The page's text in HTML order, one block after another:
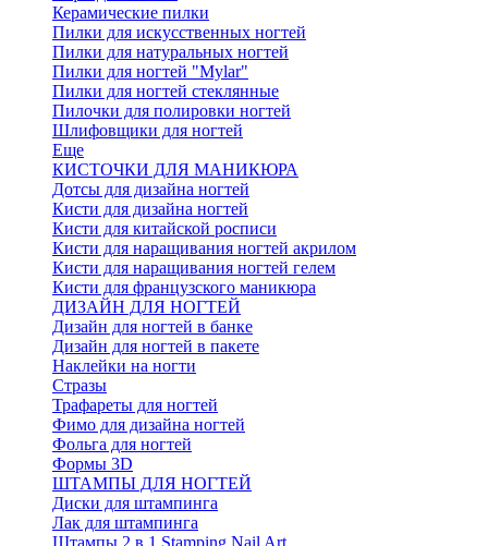
Керамические пилки
Пилки для искусственных ногтей
Пилки для натуральных ногтей
Пилки для ногтей "Mylar"
Пилки для ногтей стеклянные
Пилочки для полировки ногтей
Шлифовщики для ногтей
Еще
КИСТОЧКИ ДЛЯ МАНИКЮРА
Дотсы для дизайна ногтей
Кисти для дизайна ногтей
Кисти для китайской росписи
Кисти для наращивания ногтей акрилом
Кисти для наращивания ногтей гелем
Кисти для французского маникюра
ДИЗАЙН ДЛЯ НОГТЕЙ
Дизайн для ногтей в банке
Дизайн для ногтей в пакете
Наклейки на ногти
Стразы
Трафареты для ногтей
Фимо для дизайна ногтей
Фольга для ногтей
Формы 3D
ШТАМПЫ ДЛЯ НОГТЕЙ
Диски для штампинга
Лак для штампинга
Штампы 2 в 1 Stamping Nail Art